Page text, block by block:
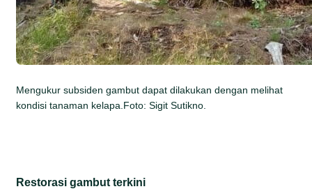
Mengukur subsiden gambut dapat dilakukan dengan melihat
kondisi tanaman kelapa.Foto: Sigit Sutikno.
Restorasi gambut terkini